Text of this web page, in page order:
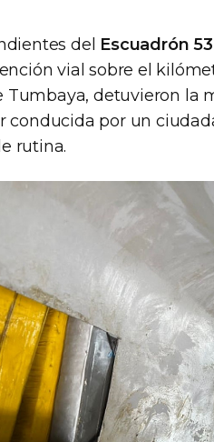
del Escuadrón
vial sobre el
Tumbaya, detuvieron la
conducida por un
rutina.